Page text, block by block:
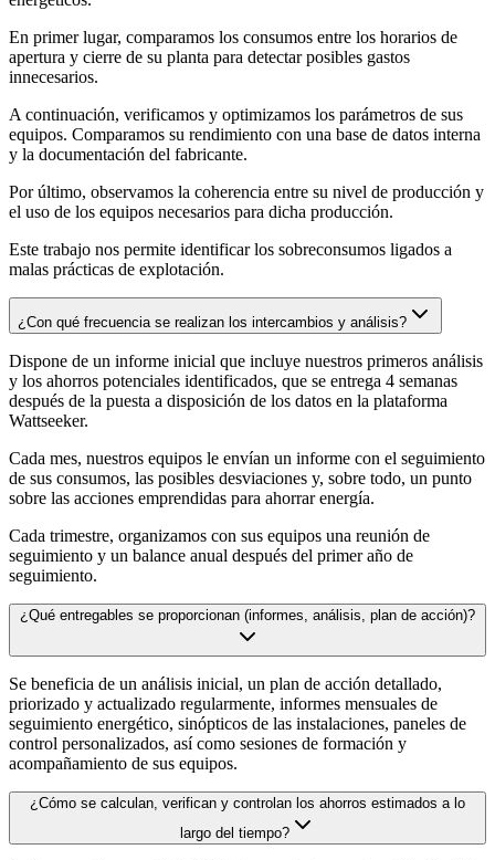
En primer lugar, comparamos los consumos entre los horarios de
apertura y cierre de su planta para detectar posibles gastos
innecesarios.
A continuación, verificamos y optimizamos los parámetros de sus
equipos. Comparamos su rendimiento con una base de datos interna
y la documentación del fabricante.
Por último, observamos la coherencia entre su nivel de producción y
el uso de los equipos necesarios para dicha producción.
Este trabajo nos permite identificar los sobreconsumos ligados a
malas prácticas de explotación.
¿Con qué frecuencia se realizan los intercambios y análisis?
Dispone de un informe inicial que incluye nuestros primeros análisis
y los ahorros potenciales identificados, que se entrega 4 semanas
después de la puesta a disposición de los datos en la plataforma
Wattseeker.
Cada mes, nuestros equipos le envían un informe con el seguimiento
de sus consumos, las posibles desviaciones y, sobre todo, un punto
sobre las acciones emprendidas para ahorrar energía.
Cada trimestre, organizamos con sus equipos una reunión de
seguimiento y un balance anual después del primer año de
seguimiento.
¿Qué entregables se proporcionan (informes, análisis, plan de acción)?
Se beneficia de un análisis inicial, un plan de acción detallado,
priorizado y actualizado regularmente, informes mensuales de
seguimiento energético, sinópticos de las instalaciones, paneles de
control personalizados, así como sesiones de formación y
acompañamiento de sus equipos.
¿Cómo se calculan, verifican y controlan los ahorros estimados a lo
largo del tiempo?